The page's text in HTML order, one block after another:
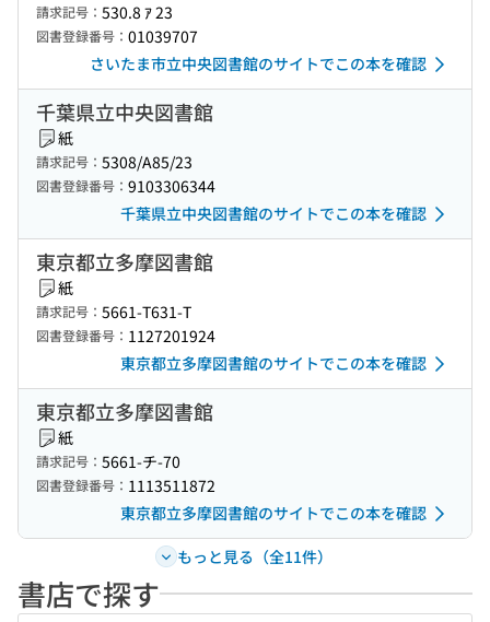
請求記号： 530.8 ｱ 23
図書登録番号： 01039707
さいたま市立中央図書館のサイトでこの本を確認
千葉県立中央図書館
紙
請求記号： 5308/A85/23
図書登録番号： 9103306344
千葉県立中央図書館のサイトでこの本を確認
東京都立多摩図書館
紙
請求記号： 5661-T631-T
図書登録番号： 1127201924
東京都立多摩図書館のサイトでこの本を確認
東京都立多摩図書館
紙
請求記号： 5661-チ-70
図書登録番号： 1113511872
東京都立多摩図書館のサイトでこの本を確認
もっと見る（全11件）
書店で探す